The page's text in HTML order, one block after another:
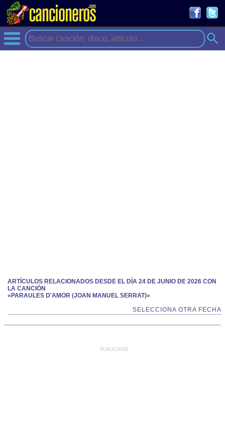
ARTÍCULOS RELACIONADOS DESDE EL DÍA 24 DE JUNIO DE 2026 CON
LA CANCIÓN
«PARAULES D'AMOR (JOAN MANUEL SERRAT)»
SELECCIONA OTRA FECHA
PUBLICIDAD